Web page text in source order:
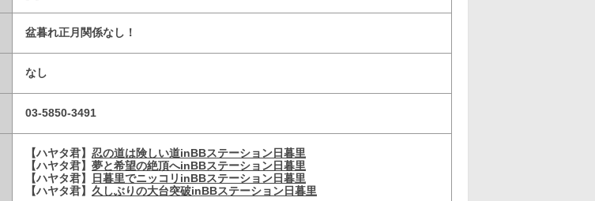
盆暮れ正月関係なし！
なし
03-5850-3491
【ハヤタ君】 忍の道は険しい道inBBステーション日暮里
【ハヤタ君】 夢と希望の絶頂へinBBステーション日暮里
【ハヤタ君】
日暮里でニッコリinBBステーション日暮里
【ハヤタ君】 久しぶりの大台突破inBBステーション日暮里